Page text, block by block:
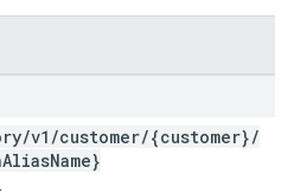
/v1 /customer/{customer}/
AliasName}